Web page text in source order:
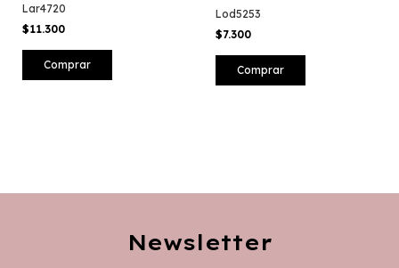
Lar4720
$11.300
Comprar
Lod5253
$7.300
Comprar
Newsletter